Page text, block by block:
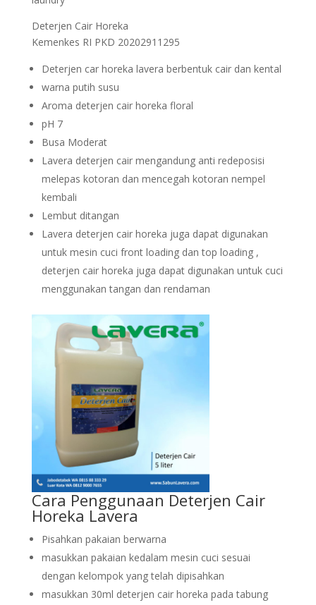
Deterjen Cair Horeka
Kemenkes RI PKD 20202911295
Deterjen car horeka lavera berbentuk cair dan kental
warna putih susu
Aroma deterjen cair horeka floral
pH 7
Busa Moderat
Lavera deterjen cair mengandung anti redeposisi
melepas kotoran dan mencegah kotoran nempel
kembali
Lembut ditangan
Lavera deterjen cair horeka juga dapat digunakan
untuk mesin cuci front loading dan top loading ,
deterjen cair horeka juga dapat digunakan untuk cuci
menggunakan tangan dan rendaman
Cara Penggunaan Deterjen Cair
Horeka Lavera
Pisahkan pakaian berwarna
masukkan pakaian kedalam mesin cuci sesuai
dengan kelompok yang telah dipisahkan
masukkan 30ml deterjen cair horeka pada tabung